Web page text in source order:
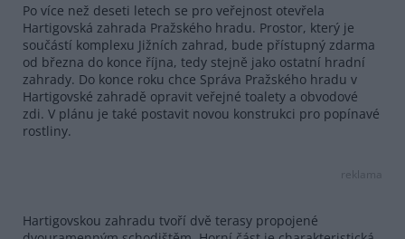
Po více než deseti letech se pro veřejnost otevřela
Hartigovská zahrada Pražského hradu. Prostor, který je
součástí komplexu Jižních zahrad, bude přístupný zdarma
od března do konce října, tedy stejně jako ostatní hradní
zahrady. Do konce roku chce Správa Pražského hradu v
Hartigovské zahradě opravit veřejné toalety a obvodové
zdi. V plánu je také postavit novou konstrukci pro popínavé
rostliny.
reklama
Hartigovskou zahradu tvoří dvě terasy propojené